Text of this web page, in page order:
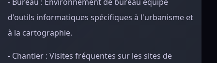
d'outils informatiques spécifiques à l'urbanisme et
à la cartographie.
- Chantier : Visites fréquentes sur les sites de